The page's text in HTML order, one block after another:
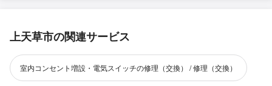
上天草市の関連サービス
室内コンセント増設・電気スイッチの修理（交換） / 修理（交換）